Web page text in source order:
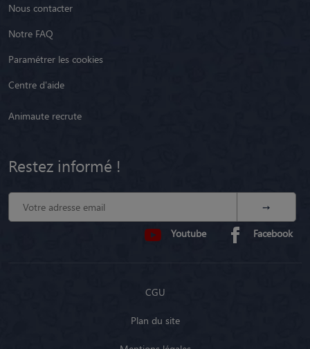
Nous contacter
Notre FAQ
Paramétrer les cookies
Centre d'aide
Animaute recrute
Restez informé !
Youtube Facebook
CGU
Plan du site